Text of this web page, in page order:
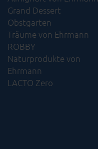
Grand Dessert
Obstgarten
Träume von Ehrmann
ROBBY
Naturprodukte von
Ehrmann
LACTO Zero